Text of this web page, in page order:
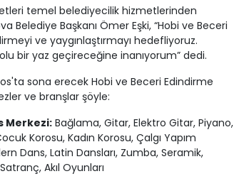
temel belediyecilik hizmetlerinden
Belediye Başkanı Ömer Eşki, “Hobi ve Beceri
ve yaygınlaştırmayı hedefliyoruz.
bir yaz geçireceğine inanıyorum” dedi.
sona erecek Hobi ve Beceri Edindirme
ve branşlar şöyle:
Merkezi:Bağlama, Gitar, Elektro Gitar, Piyano,
Korosu, Kadın Korosu, Çalgı Yapım
Dans, Latin Dansları, Zumba, Seramik,
Akıl Oyunları